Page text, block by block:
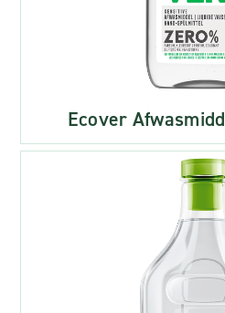
Ecover